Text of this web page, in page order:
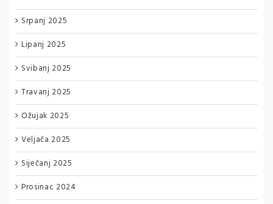
Srpanj 2025
Lipanj 2025
Svibanj 2025
Travanj 2025
Ožujak 2025
Veljača 2025
Siječanj 2025
Prosinac 2024